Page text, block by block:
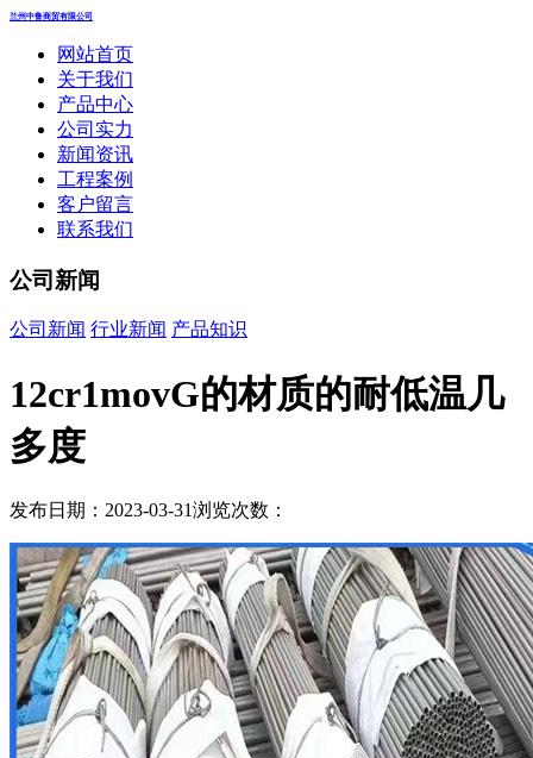
兰州中鲁商贸有限公司
网站首页
关于我们
产品中心
公司实力
新闻资讯
工程案例
客户留言
联系我们
公司新闻
公司新闻 行业新闻 产品知识
12cr1movG的材质的耐低温几
多度
发布日期：2023-03-31浏览次数：